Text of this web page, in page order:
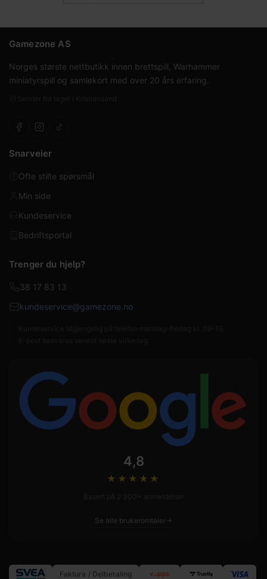
Gamezone AS
Norges største nettbutikk innen brettspill, Warhammer
miniatyrspill og samlekort med over 20 års erfaring.
Snarveier
Ofte stilte spørsmål
Min side
Kundeservice
Bedriftsportal
Trenger du hjelp?
38 17 83 13
kundeservice@gamezone.no
4,8
★★★★ ★
Se alle brukeromtaler
Faktura / Delbetaling